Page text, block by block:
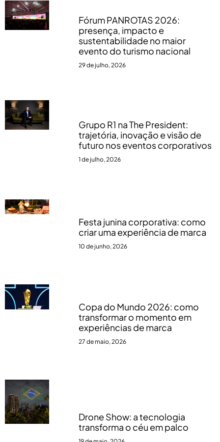
Fórum PANROTAS 2026:
presença, impacto e
sustentabilidade no maior
evento do turismo nacional
29 de julho, 2026
Grupo R1 na The President:
trajetória, inovação e visão de
futuro nos eventos corporativos
1 de julho, 2026
Festa junina corporativa: como
criar uma experiência de marca
10 de junho, 2026
Copa do Mundo 2026: como
transformar o momento em
experiências de marca
27 de maio, 2026
Drone Show: a tecnologia
transforma o céu em palco